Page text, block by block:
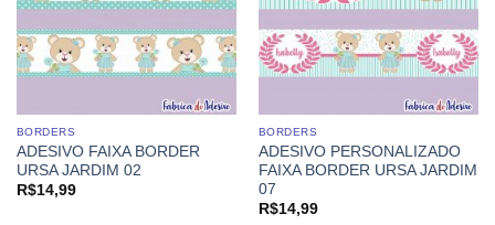
BORDERS
ADESIVO FAIXA BORDER
URSA JARDIM 02
R$14,99
BORDERS
ADESIVO PERSONALIZADO
FAIXA BORDER URSA JARDIM
07
R$14,99